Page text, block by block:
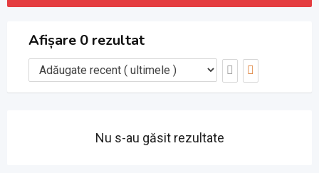
Afișare 0 rezultat
Nu s-au găsit rezultate